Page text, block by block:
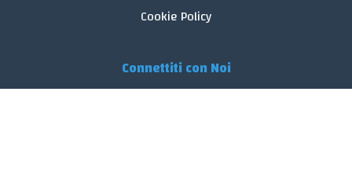
Cookie Policy
Connettiti con Noi